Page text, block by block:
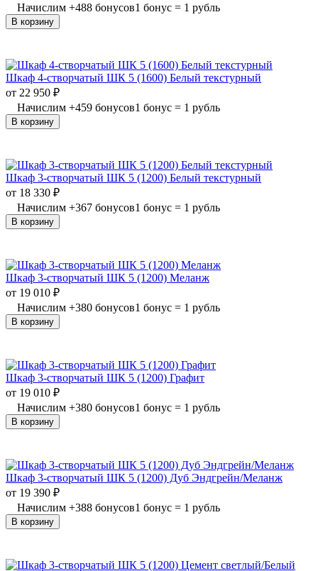
Начислим +488 бонусов1 бонус = 1 рубль
В корзину
Шкаф 4-створчатый ШК 5 (1600) Белый текстурный
от 22 950 ₽
Начислим +459 бонусов1 бонус = 1 рубль
В корзину
Шкаф 3-створчатый ШК 5 (1200) Белый текстурный
от 18 330 ₽
Начислим +367 бонусов1 бонус = 1 рубль
В корзину
Шкаф 3-створчатый ШК 5 (1200) Меланж
от 19 010 ₽
Начислим +380 бонусов1 бонус = 1 рубль
В корзину
Шкаф 3-створчатый ШК 5 (1200) Графит
от 19 010 ₽
Начислим +380 бонусов1 бонус = 1 рубль
В корзину
Шкаф 3-створчатый ШК 5 (1200) Дуб Эндгрейн/Меланж
от 19 390 ₽
Начислим +388 бонусов1 бонус = 1 рубль
В корзину